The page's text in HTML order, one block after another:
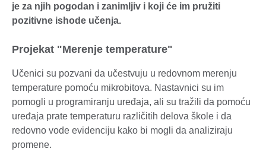
je za njih pogodan i zanimljiv i koji će im pružiti
pozitivne ishode učenja.
Projekat "Merenje temperature"
Učenici su pozvani da učestvuju u redovnom merenju
temperature pomoću mikrobitova. Nastavnici su im
pomogli u programiranju uređaja, ali su tražili da pomoću
uređaja prate temperaturu različitih delova škole i da
redovno vode evidenciju kako bi mogli da analiziraju
promene.